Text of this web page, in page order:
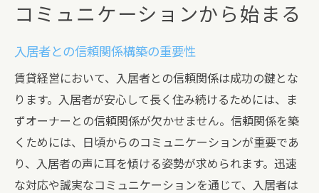
コミュニケーションから始まる
入居者との信頼関係構築の重要性
賃貸経営において、入居者との信頼関係は成功の鍵とな
ります。入居者が安心して長く住み続けるためには、ま
ずオーナーとの信頼関係が欠かせません。信頼関係を築
くためには、日頃からのコミュニケーションが重要であ
り、入居者の声に耳を傾ける姿勢が求められます。迅速
な対応や誠実なコミュニケーションを通じて、入居者は